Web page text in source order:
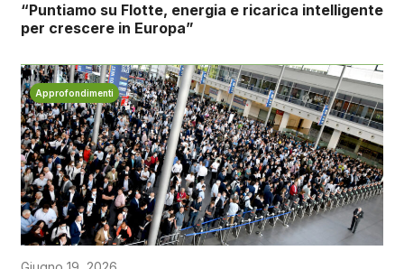
“Puntiamo su Flotte, energia e ricarica intelligente
per crescere in Europa”
Approfondimenti